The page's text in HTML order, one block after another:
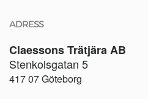
ADRESS
Claessons Trätjära AB
Stenkolsgatan 5
417 07 Göteborg